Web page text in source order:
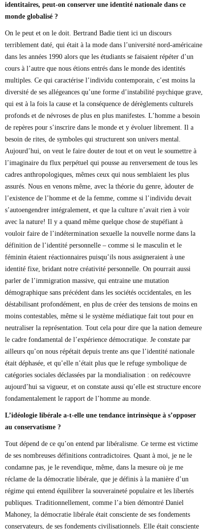
identitaires, peut-on conserver une identité nationale dans ce
monde globalisé ?
On le peut et on le doit. Bertrand Badie tient ici un discours
terriblement daté, qui était à la mode dans l’université nord-américaine
dans les années 1990 alors que les étudiants se faisaient répéter d’un
cours à l’autre que nous étions entrés dans le monde des identités
multiples. Ce qui caractérise l’individu contemporain, c’est moins la
diversité de ses allégeances qu’une forme d’instabilité psychique grave,
qui est à la fois la cause et la conséquence de dérèglements culturels
profonds et de névroses de plus en plus manifestes. L’homme a besoin
de repères pour s’inscrire dans le monde et y évoluer librement. Il a
besoin de rites, de symboles qui structurent son univers mental.
Aujourd’hui, on veut le faire douter de tout et on veut le soumettre à
l’imaginaire du flux perpétuel qui pousse au renversement de tous les
cadres anthropologiques, mêmes ceux qui nous semblaient les plus
assurés. Nous en venons même, avec la théorie du genre, àdouter de
l’existence de l’homme et de la femme, comme si l’individu devait
s’autoengendrer intégralement, et que la culture n’avait rien à voir
avec la nature! Il y a quand même quelque chose de stupéfiant à
vouloir faire de l’indétermination sexuelle la nouvelle norme dans la
définition de l’identité personnelle – comme si le masculin et le
féminin étaient réactionnaires puisqu’ils nous assigneraient à une
identité fixe, bridant notre créativité personnelle. On pourrait aussi
parler de l’immigration massive, qui entraine une mutation
démographique sans précédent dans les sociétés occidentales, en les
déstabilisant profondément, en plus de créer des tensions de moins en
moins contestables, même si le système médiatique fait tout pour en
neutraliser la représentation. Tout cela pour dire que la nation demeure
le cadre fondamental de l’expérience démocratique. Je constate par
ailleurs qu’on nous répétait depuis trente ans que l’identité nationale
était déphasée, et qu’elle n’était plus que le refuge symbolique de
catégories sociales déclassées par la mondialisation : on redécouvre
aujourd’hui sa vigueur, et on constate aussi qu’elle est structure encore
fondamentalement le rapport de l’homme au monde.
L’idéologie libérale a-t-elle une tendance intrinsèque à s’opposer
au conservatisme ?
Tout dépend de ce qu’on entend par libéralisme. Ce terme est victime
de ses nombreuses définitions contradictoires. Quant à moi, je ne le
condamne pas, je le revendique, même, dans la mesure où je me
réclame de la démocratie libérale, que je définis à la manière d’un
régime qui entend équilibrer la souveraineté populaire et les libertés
publiques. Traditionnellement, comme l’a bien démontré Daniel
Mahoney, la démocratie libérale était consciente de ses fondements
conservateurs, de ses fondements civilisationnels. Elle était consciente